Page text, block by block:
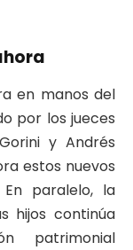
en manos del
por los jueces
y Andrés
estos nuevos
paralelo, la
hijos continúa
patrimonial